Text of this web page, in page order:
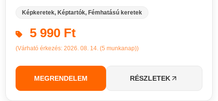
Képkeretek, Képtartók, Fémhatású keretek
5 990 Ft
(Várható érkezés: 2026. 08. 14. (5 munkanap))
MEGRENDELEM RÉSZLETEK